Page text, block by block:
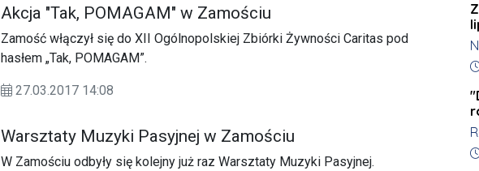
Akcja "Tak, POMAGAM" w Zamościu
Zamość włączył się do XII Ogólnopolskiej Zbiórki Żywności Caritas pod
hasłem „Tak, POMAGAM”.
27.03.2017 14:08
Warsztaty Muzyki Pasyjnej w Zamościu
W Zamościu odbyły się kolejny już raz Warsztaty Muzyki Pasyjnej.